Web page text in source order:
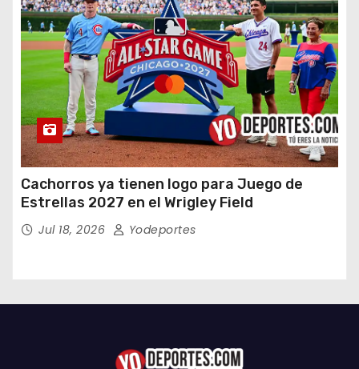
Cachorros ya tienen logo para Juego de
Estrellas 2027 en el Wrigley Field
Jul 18, 2026 Yodeportes